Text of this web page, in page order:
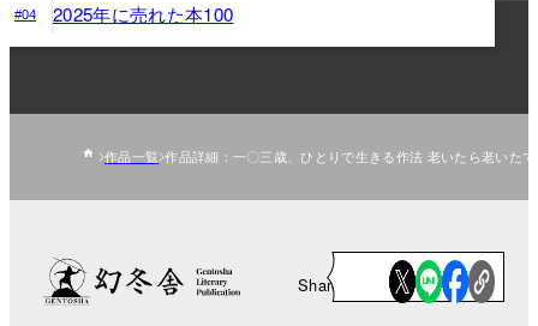
#04 2025年に売れた本100
作品一覧 作品詳細：一〇三歳、ひとりで生きる作法 老いたら老いた
Share